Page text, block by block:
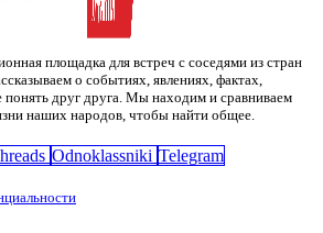
площадка для встреч с соседями из стран
о событиях, явлениях, фактах,
друг друга. Мы находим и сравниваем
наших народов, чтобы найти общее.
Odnoklassniki Telegram